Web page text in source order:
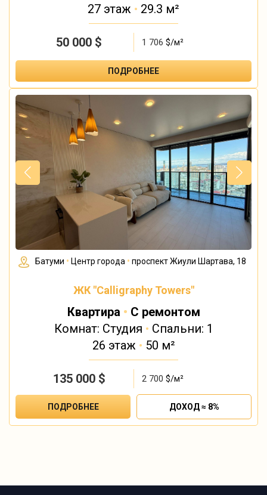
27 этаж • 29.3 м²
50 000 $ 1 706 $/м²
ПОДРОБНЕЕ
Батуми • Центр города • проспект Жиули Шартава, 18
ЖК "Calligraphy Towers"
Квартира • С ремонтом
Комнат: Студия • Спальни: 1
26 этаж • 50 м²
135 000$ 2 700 $/м²
ПОДРОБНЕЕ ДОХОД ≈ 8%